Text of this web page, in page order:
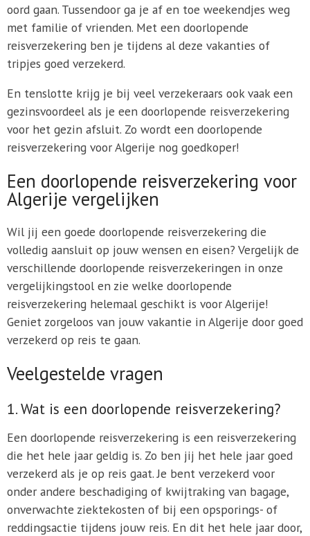
oord gaan. Tussendoor ga je af en toe weekendjes weg
met familie of vrienden. Met een doorlopende
reisverzekering ben je tijdens al deze vakanties of
tripjes goed verzekerd.
En tenslotte krijg je bij veel verzekeraars ook vaak een
gezinsvoordeel als je een doorlopende reisverzekering
voor het gezin afsluit. Zo wordt een doorlopende
reisverzekering voor Algerije nog goedkoper!
Een doorlopende reisverzekering voor
Algerije vergelijken
Wil jij een goede doorlopende reisverzekering die
volledig aansluit op jouw wensen en eisen? Vergelijk de
verschillende doorlopende reisverzekeringen in onze
vergelijkingstool en zie welke doorlopende
reisverzekering helemaal geschikt is voor Algerije!
Geniet zorgeloos van jouw vakantie in Algerije door goed
verzekerd op reis te gaan.
Veelgestelde vragen
1. Wat is een doorlopende reisverzekering?
Een doorlopende reisverzekering is een reisverzekering
die het hele jaar geldig is. Zo ben jij het hele jaar goed
verzekerd als je op reis gaat. Je bent verzekerd voor
onder andere beschadiging of kwijtraking van bagage,
onverwachte ziektekosten of bij een opsporings- of
reddingsactie tijdens jouw reis. En dit het hele jaar door,